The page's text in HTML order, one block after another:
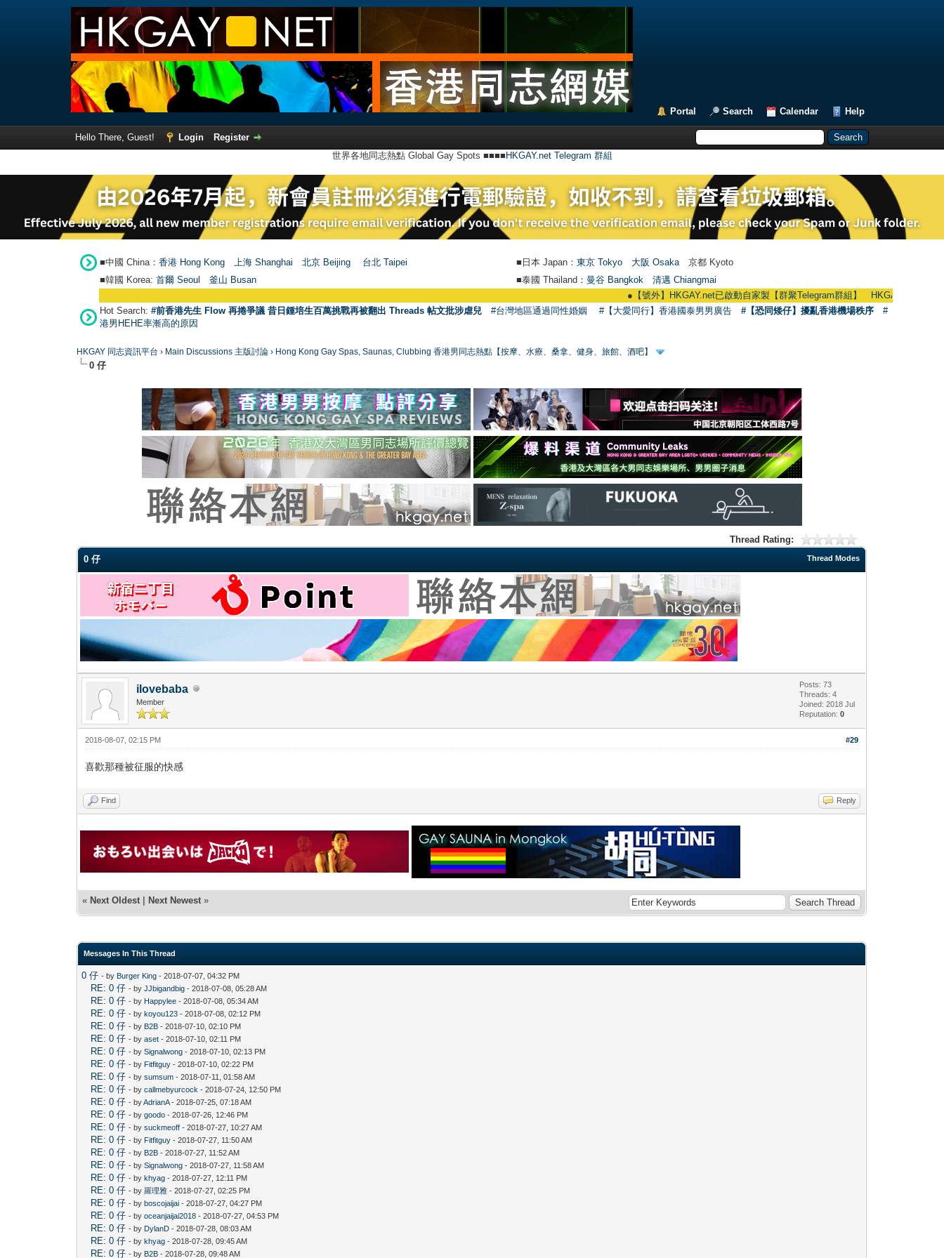
Portal Search Calendar Help
Hello There, Guest! Login
Register
世界各地同志熱點 Global Gay Spots ■■■■ HKGAY.net Telegram 群組
■中國 China： 香港 Hong Kong 上海 Shanghai 北京 Beijing 台北 Taipei ■日本 Japan： 東京 Tokyo 大阪 Osaka 京都 Kyoto
■韓國 Korea: 首爾 Seou 釜山 Busan ■泰國 Thailand： 曼谷 Bangkok
清邁 Chiangmai
【號外】HKGAY.net已啟動自家製【群聚Telegram群組】 HKGAY.net has
Hot Search: #前香港先生 Flow 再捲爭議 昔日鍾培生百萬挑戰再被翻出 Threads 帖文批涉虐兒 #台灣地區通過同性婚姻 #【大愛同行】香港國泰男男廣告 #【恐同矮仔】擾亂香港機場秩序
#
港男HEHE率漸高的原因
HKGAY 同志資訊平台 › Main Discussions 主版討論 › Hong Kong Gay Spas, Saunas, Clubbing 香港男同志熱點【按摩、水療、桑拿、健身、旅館、酒吧】
0 仔
Thread Rating:
Thread Modes
0 仔
ilovebaba
Member
Posts: 73
Threads: 4
Joined: 2018 Jul
Reputation:0
#29
2018-08-07, 02:15 PM
喜歡那種被征服的快感
Find Reply
« Next Oldest | Next Newest »
Messages In This Thread
0 仔 - by Burger King - 2018-07-07, 04:32 PM
RE: 0 仔 - byJJbigandbig - 2018-07-08, 05:28 AM
RE: 0 仔 - by Happylee - 2018-07-08, 05:34 AM
RE: 0 仔 - bykoyou123 - 2018-07-08, 02:12 PM
RE: 0 仔 - by B2B - 2018-07-10, 02:10 PM
RE: 0 仔 - byaset - 2018-07-10, 02:11 PM
RE: 0 仔 - bySignalwong - 2018-07-10, 02:13 PM
RE: 0 仔 - by Fitfitguy - 2018-07-10, 02:22 PM
RE: 0 仔 - bysumsum - 2018-07-11, 01:58 AM
RE: 0 仔 - bycallmebyurcock - 2018-07-24, 12:50 PM
RE: 0 仔 - byAdrianA- 2018-07-25, 07:18 AM
RE: 0 仔 - bygoodo - 2018-07-26, 12:46 PM
RE: 0 仔 - bysuckmeoff - 2018-07-27, 10:27 AM
RE: 0 仔 - by Fitfitguy - 2018-07-27, 11:50 AM
RE: 0 仔 - by B2B - 2018-07-27, 11:52 AM
RE: 0 仔 - bySignalwong - 2018-07-27, 11:58 AM
RE: 0 仔 - bykhyag - 2018-07-27, 12:11 PM
RE: 0 仔 - by羅理雅 - 2018-07-27, 02:25 PM
RE: 0 仔 - byboscojaijai - 2018-07-27, 04:27 PM
RE: 0 仔 - byoceanjaijai2018 - 2018-07-27, 04:53 PM
RE: 0 仔 - by DylanD - 2018-07-28, 08:03 AM
RE: 0 仔 - bykhyag - 2018-07-28, 09:45 AM
RE: 0 仔 - by B2B - 2018-07-28, 09:48 AM